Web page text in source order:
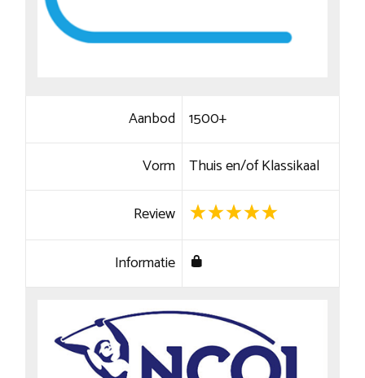
Aanbod 1500+
Vorm Thuis en/of Klassikaal
Review
Informatie